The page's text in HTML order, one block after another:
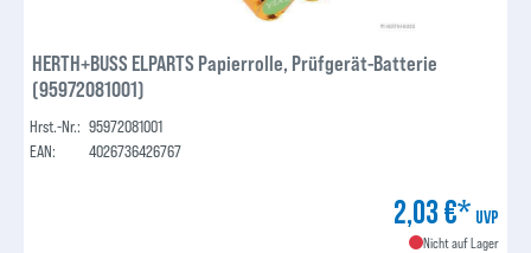
HERTH+BUSS ELPARTS Papierrolle, Prüfgerät-Batterie
(95972081001)
Hrst.-Nr.: 95972081001
EAN:
4026736426767
2,03 €* UVP
Nicht auf Lager